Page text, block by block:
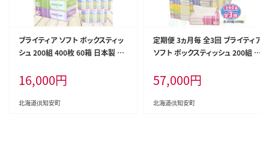
ブライティア ソフト ボックスティッ
シュ 200組 400枚 60箱 日本製 ま
持 防災 常備品 日用雑貨 消耗品
生活必需品 備蓄 ペーパー 紙 北海
道 倶知安町 日用品
16,000円
北海道倶知安町
定期便 3ヵ月毎 全3回 ブライティア
ソフト ボックスティッシュ 200組 4
イクル 長持 防災 常備品 日用雑貨
消耗品 生活必需品 備蓄 ペーパー
紙 北海道 倶知安町 日用品
57,000円
北海道倶知安町